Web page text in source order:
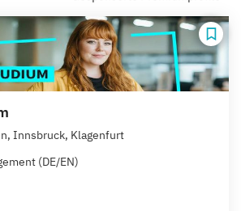
Innsbruck, Klagenfurt
(DE/EN)